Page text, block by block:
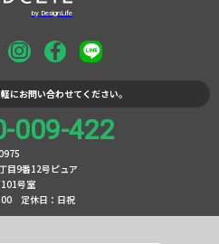
にお問い合わせてください。
009-422
目9番12号ピュア
号室
定休日：日祝